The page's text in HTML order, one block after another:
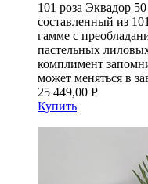
101 роза Эквадор
составленный из
гамме с
пастельных
комплимент
может меняться в
25 449,00 Р
Купить